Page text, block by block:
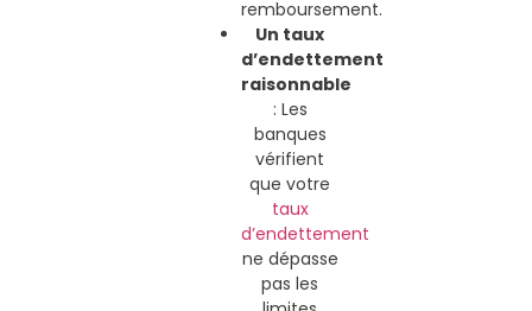
remboursement.
Un taux
d’endettement
raisonnable
: Les
banques
vérifient
que votre
taux
d’endettement
ne dépasse
pas les